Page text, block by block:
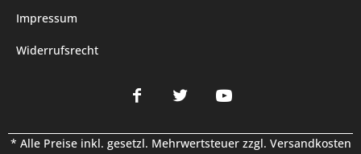
Impressum
Widerrufsrecht
* Alle Preise inkl. gesetzl. Mehrwertsteuer zzgl. Versandkosten